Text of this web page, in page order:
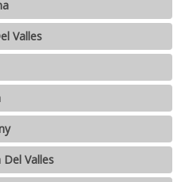
Valles
Valles